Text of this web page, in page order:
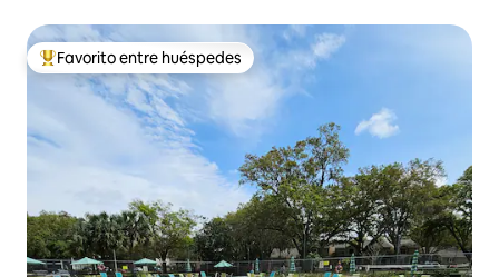
Favorito entre huéspedes preferido
Favorito entre huéspedes